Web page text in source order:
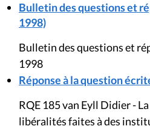
Bulletin des questions et
1998)
Bulletin des questions et
1998
Réponse à la question
RQE 185 van Eyll Didier -
libéralités faites à des